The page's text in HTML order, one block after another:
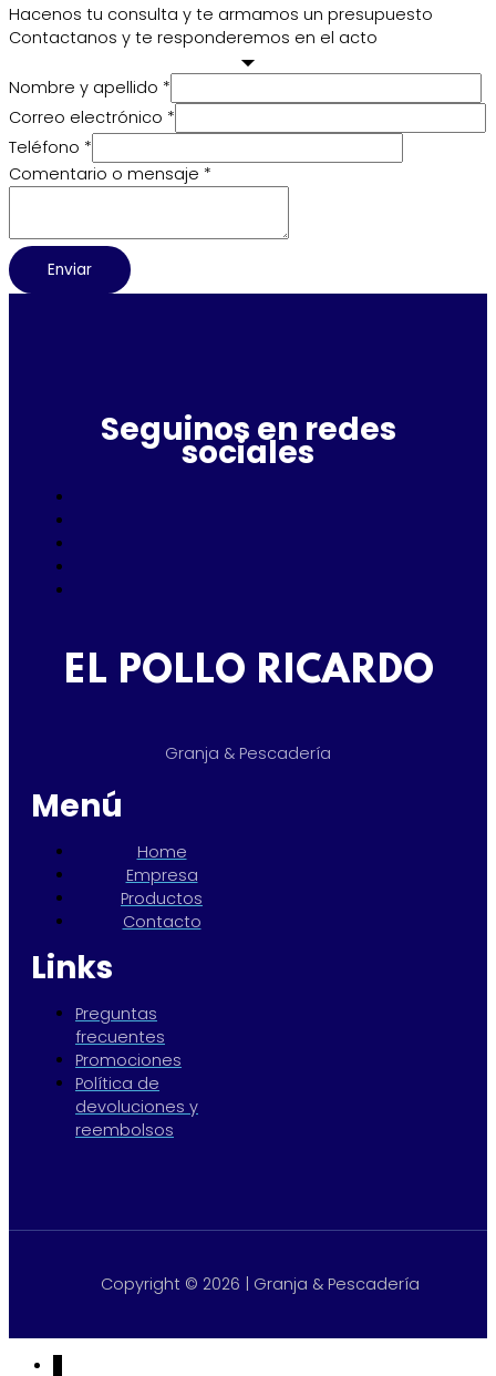
Hacenos tu consulta y te armamos un presupuesto
Contactanos y te responderemos en el acto
Nombre y apellido *
Correo electrónico *
Teléfono *
Comentario o mensaje *
Enviar
Seguinos en redes
sociales
EL POLLO RICARDO
Granja & Pescadería
Menú
Home
Empresa
Productos
Contacto
Links
Preguntas
frecuentes
Promociones
Política de
devoluciones y
reembolsos
Copyright © 2026 | Granja & Pescadería